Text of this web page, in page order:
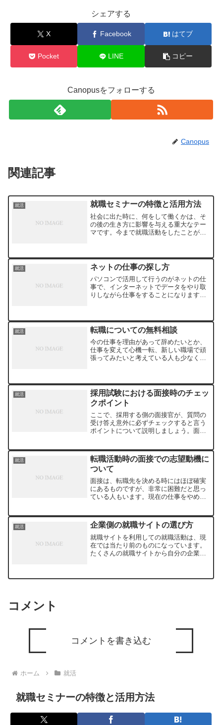
シェアする
X Facebook はてブ
Pocket LINE コピー
Canopusをフォローする
Canopus
関連記事
就活 就職セミナーの特徴と活用方法
社会に出た時に、何をして働くかは、そ
の後の生き方に影響を与える重大なテー
マです。今まで就職活動をしたことがな
分析も大事ですが、企業やその業界につ
いての知識を深めることも...
就活 ネットの仕事の探し方
パソコンで活用して行うのがネットの仕
事で、インターネットでデータをやり取
りしながら仕事をすることになります。
大手検索サイトで探しても、ネットの仕
事をやりたい人は多いよう...
就活 転職についての無料相談
今の仕事を理由があって辞めたいとか、
仕事を変えて心機一転、新しい職場で頑
張ってみたいと考えている人も少なくな
人であれこれと悩んでしまうものです。
転職については、一人で考...
就活
採用試験における面接時のチェッ
クポイント
ここで、採用する側の面接官が、質問の
受け答え意外に必ずチェックすると言う
ポイントについて説明しましょう。面接
知っておくと効果的なことがあります。
その一つ目が外見です。た...
就活
転職活動時の面接での志望動機に
ついて
面接は、転職先を決める時にはほぼ確実
にあるものですが、非常に困難だと思っ
ている人もいます。現在の仕事をやめ
断をすることになります。長年働いてき
た職場を退職して、転職する...
就活 企業側の就職サイトの選び方
就職サイトを利用しての就職活動は、現
在では当たり前のものになっています。
たくさんの就職サイトから自分の企業に
イトを比較してみると基本的な機能はそ
コメント
コメントを書き込む
ホーム 就活
就職セミナーの特徴と活用方法